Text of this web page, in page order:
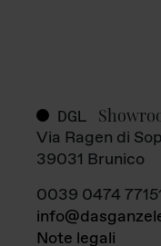
DGL
Via Ragen di
39031 Brunico
0039 0474
Note legali